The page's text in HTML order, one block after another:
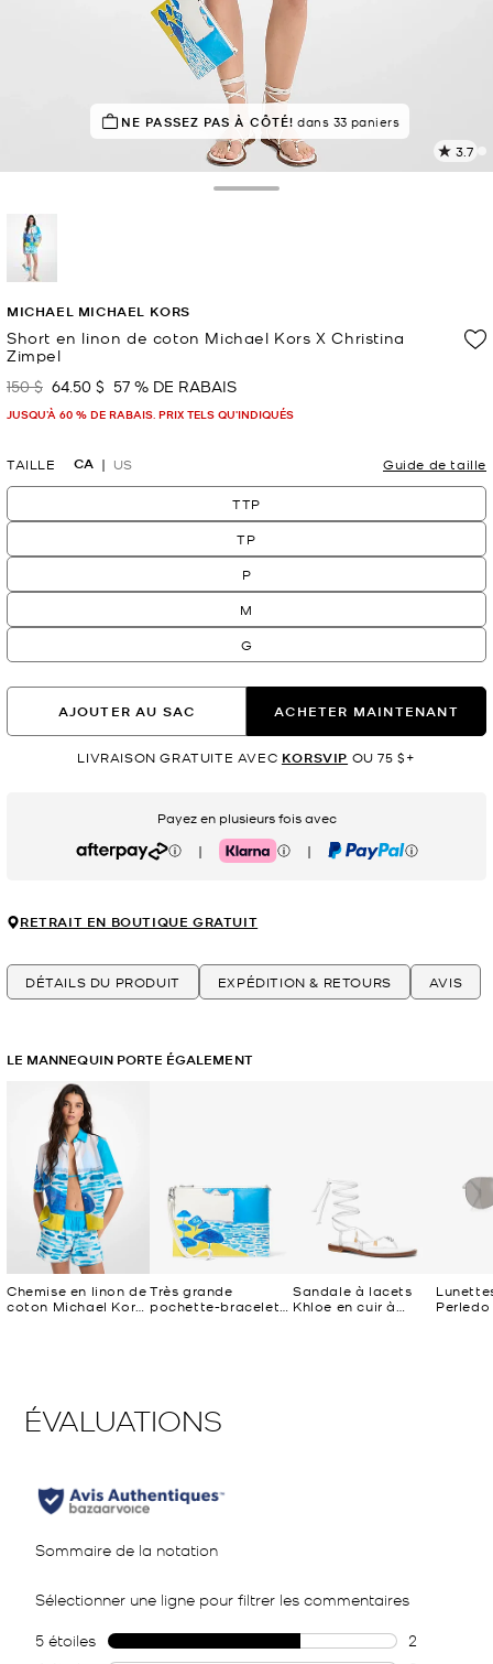
EN DEMANDE !25 vendus
NE PASSEZ PAS À CÔTÉ! dans 33 paniers
3.7
MICHAEL MICHAEL KORS
Short en linon de coton Michael Kors X Christina
Zimpel
était
150 $ maintenant
64.50 $ 57 % DE RABAIS
JUSQU’À 60 % DE RABAIS. PRIX TELS QU'INDIQUÉS
TAILLE CA US Guide de taille
TTP
TP
P
M
G
AJOUTER AU SAC ACHETER MAINTENANT
LIVRAISON GRATUITE AVEC KORSVIP OU 75 $+
Payez en plusieurs fois avec
Afterpay | Klarna | PayPal
RETRAIT EN BOUTIQUE GRATUIT
DÉTAILS DU PRODUIT EXPÉDITION & RETOURS AVIS
LE MANNEQUIN PORTE ÉGALEMENT
Chemise en linon de
coton Michael Kors
Très grande
pochette-bracelet
Sandale à lacets
Khloe en cuir à
Perledo